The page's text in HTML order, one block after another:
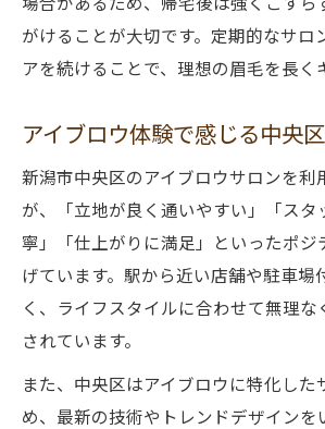
がけることが大切です。定期的なサロ
アを続けることで、理想の眉毛を長く
アイブロウ体験で感じる中央
新潟市中央区のアイブロウサロンを利
が、「立地が良く通いやすい」「スタ
寧」「仕上がりに満足」といったポジ
げています。駅から近い店舗や駐車場
く、ライフスタイルに合わせて無理な
されています。
また、中央区はアイブロウに特化した
め、最新の技術やトレンドデザインを